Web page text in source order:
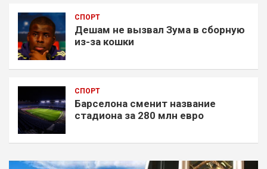
СПОРТ
Дешам не вызвал Зума в сборную
из-за кошки
СПОРТ
Барселона сменит название
стадиона за 280 млн евро